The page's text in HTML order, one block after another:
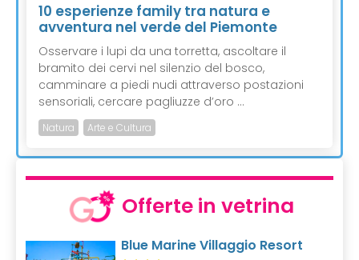
10 esperienze family tra natura e
avventura nel verde del Piemonte
Osservare i lupi da una torretta, ascoltare il
bramito dei cervi nel silenzio del bosco,
camminare a piedi nudi attraverso postazioni
sensoriali, cercare pagliuzze d’oro ...
Natura Arte e Cultura
Offerte in vetrina
Blue Marine Villaggio Resort